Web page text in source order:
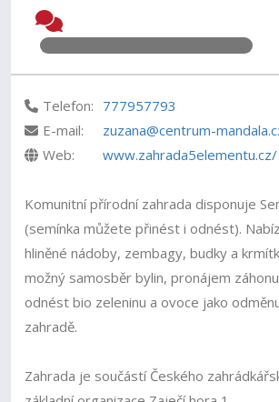
Telefon: 777957793
E-mail:
zuzana@centrum-
Web:
www.zahrada5elementu.cz/
Komunitní přírodní zahrada disponuje
(semínka můžete přinést i odnést).
hliněné nádoby, zembagy, budky a
možný samosběr bylin, pronájem
odnést bio zeleninu a ovoce jako
zahradě.
Zahrada je součástí Českého